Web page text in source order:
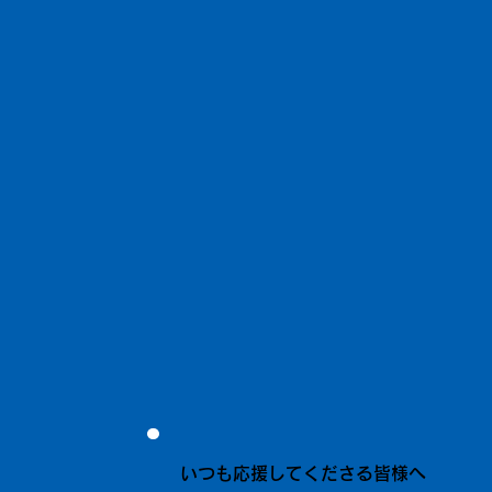
いつも応援してくださる皆様へ